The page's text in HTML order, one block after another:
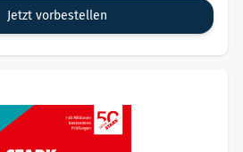
Jetzt vorbestellen